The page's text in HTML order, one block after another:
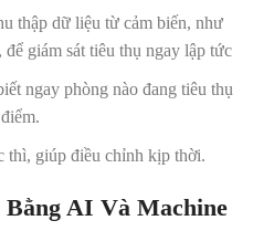
thập dữ liệu từ cảm biến, như
giám sát tiêu thụ ngay lập tức
ngay phòng nào đang tiêu thụ
thì, giúp điều chỉnh kịp thời.
AI Và Machine